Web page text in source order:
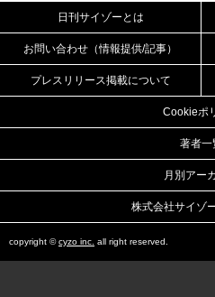
日刊サイゾーとは
お問い合わせ（情報提供/記事）
プレスリリース掲載について
Cookieポ
著者一
月別アー
株式会社サイゾ
copyright ©cyzo inc. all right reserved.